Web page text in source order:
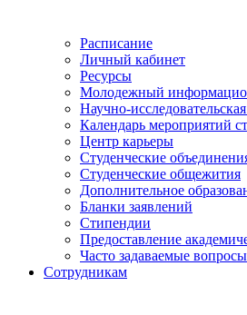
Расписание
Личный кабинет
Ресурсы
Молодежный
Научно-
Календарь мероприятий
Центр карьеры
Студенческие
Студенческие общежития
Дополнительное
Бланки заявлений
Стипендии
Предоставление
Часто задаваемые вопросы
Сотрудникам